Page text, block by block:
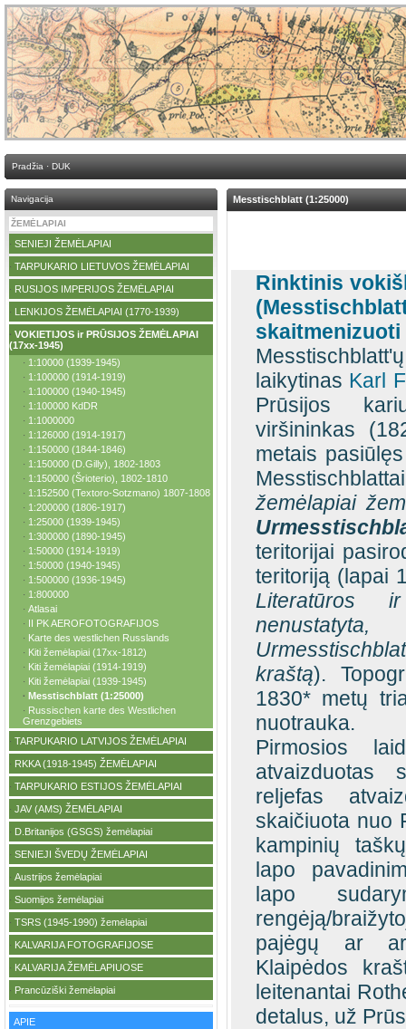
Pradžia · DUK
Navigacija
ŽEMĖLAPIAI
· SENIEJI ŽEMĖLAPIAI
· TARPUKARIO LIETUVOS ŽEMĖLAPIAI
· RUSIJOS IMPERIJOS ŽEMĖLAPIAI
· LENKIJOS ŽEMĖLAPIAI (1770-1939)
· VOKIETIJOS ir PRŪSIJOS ŽEMĖLAPIAI
(17xx-1945)
· 1:10000 (1939-1945)
· 1:100000 (1914-1919)
· 1:100000 (1940-1945)
· 1:100000 KdDR
· 1:1000000
· 1:126000 (1914-1917)
· 1:150000 (1844-1846)
· 1:150000 (D.Gilly), 1802-1803
· 1:150000 (Šrioterio), 1802-1810
· 1:152500 (Textoro-Sotzmano) 1807-1808
· 1:200000 (1806-1917)
· 1:25000 (1939-1945)
· 1:300000 (1890-1945)
· 1:50000 (1914-1919)
· 1:50000 (1940-1945)
· 1:500000 (1936-1945)
· 1:800000
· Atlasai
· II PK AEROFOTOGRAFIJOS
· Karte des westlichen Russlands
· Kiti žemėlapiai (17xx-1812)
· Kiti žemėlapiai (1914-1919)
· Kiti žemėlapiai (1939-1945)
· Messtischblatt (1:25000)
· Russischen karte des Westlichen
Grenzgebiets
· TARPUKARIO LATVIJOS ŽEMĖLAPIAI
· RKKA (1918-1945) ŽEMĖLAPIAI
· TARPUKARIO ESTIJOS ŽEMĖLAPIAI
· JAV (AMS) ŽEMĖLAPIAI
· D.Britanijos (GSGS) žemėlapiai
· SENIEJI ŠVEDŲ ŽEMĖLAPIAI
· Austrijos žemėlapiai
· Suomijos žemėlapiai
· TSRS (1945-1990) žemėlapiai
· KALVARIJA FOTOGRAFIJOSE
· KALVARIJA ŽEMĖLAPIUOSE
· Prancūziški žemėlapiai
APIE
Messtischblatt (1:25000)
Rinktinis
laikytinas Karl
Prūsijos
viršininkas
metais
žemėlapiai
teritorijai
teritoriją (lapai
Literatūros
kraštą).
1830* metų
nuotrauka.
Pirmosios
atvaizduotas
reljefas
skaičiuota nuo
kampinių
lapo
lapo
rengėją/
pajėgų ar
Klaipėdos
leitenantai
detalus, už